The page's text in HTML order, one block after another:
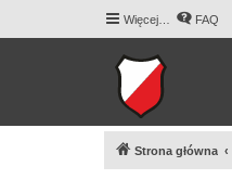
Więcej… FAQ
Strona główna